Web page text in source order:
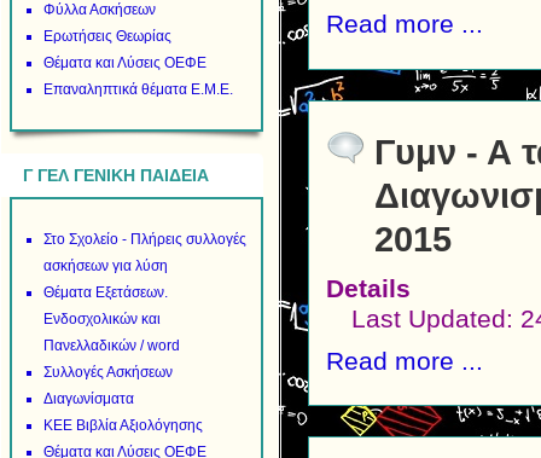
Φύλλα Ασκήσεων
Ερωτήσεις Θεωρίας
Θέματα και Λύσεις ΟΕΦΕ
Επαναληπτικά θέματα Ε.Μ.Ε.
Γ ΓΕΛ ΓΕΝΙΚΗ ΠΑΙΔΕΙΑ
Στο Σχολείο - Πλήρεις συλλογές
ασκήσεων για λύση
Θέματα Εξετάσεων.
Ενδοσχολικών και
Πανελλαδικών / word
Συλλογές Ασκήσεων
Διαγωνίσματα
ΚΕΕ Βιβλία Αξιολόγησης
Θέματα και Λύσεις ΟΕΦΕ
Read more ...
Γυμν - Α
2015
Details
Last Updated:
Read more ...